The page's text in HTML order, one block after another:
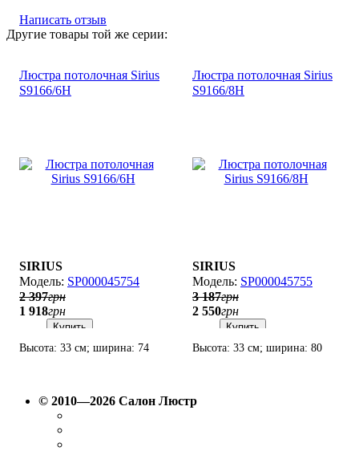
Написать отзыв
Другие товары той же серии:
Люстра потолочная Sirius
S9166/6H
SIRIUS
SP000045754
2 397грн
1 918грн
Купить
Высота: 33 см; ширина: 74
Люстра потолочная Sirius
S9166/8H
SIRIUS
SP000045755
3 187грн
2 550грн
Купить
Высота: 33 см; ширина: 80
© 2010—2026 Салон Люстр